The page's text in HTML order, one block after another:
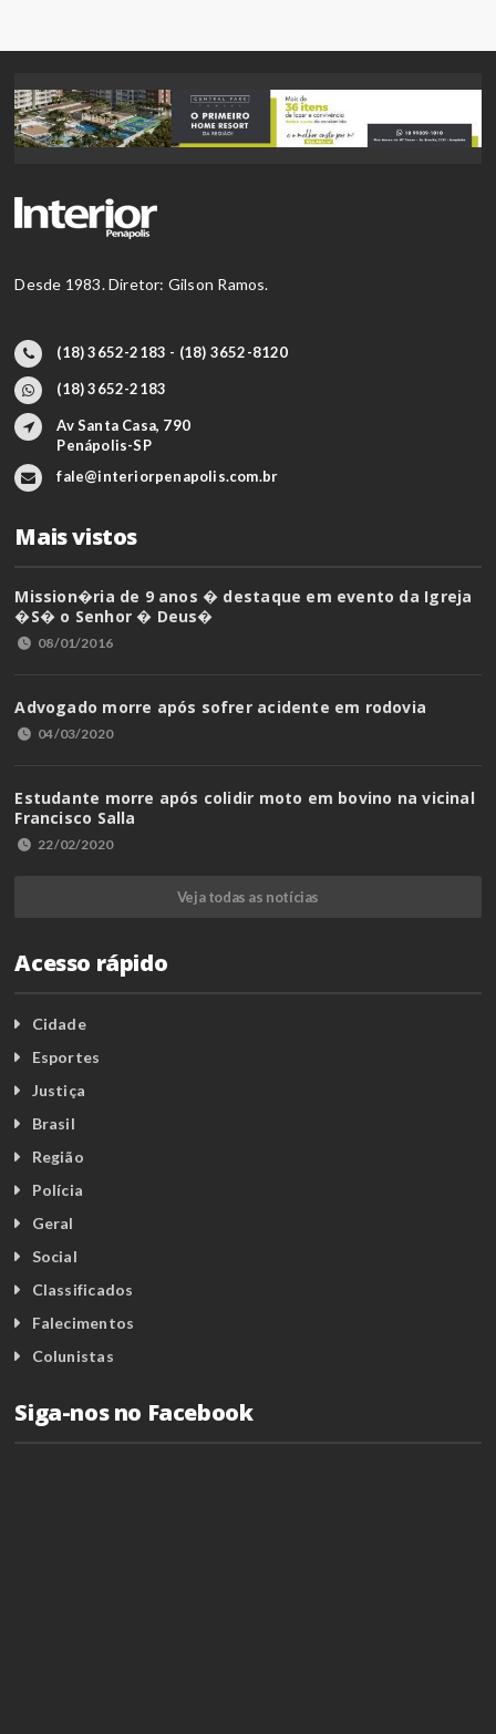
Desde 1983. Diretor: Gilson Ramos.
(18) 3652-2183 - (18) 3652-8120
(18) 3652-2183
Av Santa Casa, 790
Penápolis-SP
fale@interiorpenapolis.com.br
Mais vistos
Mission�ria de 9 anos � destaque em evento da Igreja
�S� o Senhor � Deus�
08/01/2016
Advogado morre após sofrer acidente em rodovia
04/03/2020
Estudante morre após colidir moto em bovino na vicinal
Francisco Salla
22/02/2020
Veja todas as notícias
Acesso rápido
Cidade
Esportes
Justiça
Brasil
Região
Polícia
Geral
Social
Classificados
Falecimentos
Colunistas
Siga-nos no Facebook